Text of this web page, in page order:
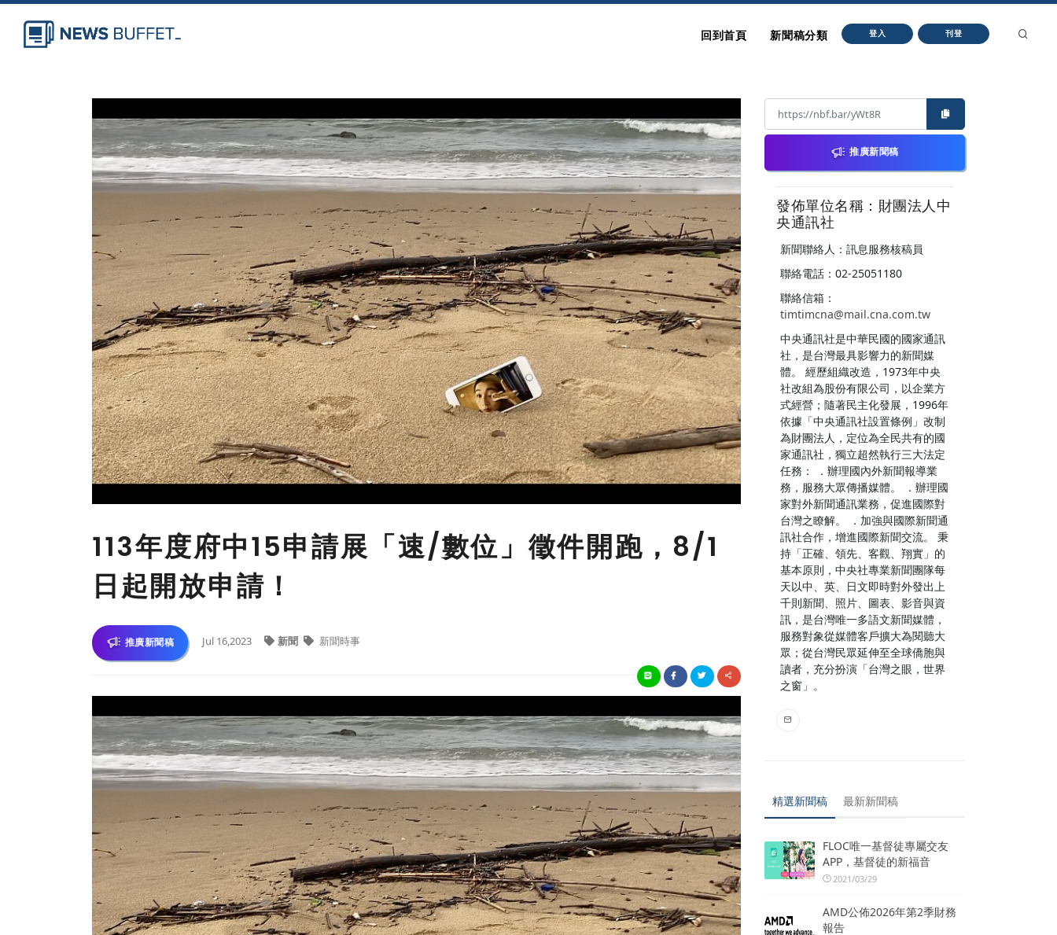
回到首頁 新聞稿分類 登入 刊登
113年度府中15申請展「速/數位」徵件開跑，8/1
日起開放申請！
推廣新聞稿 Jul 16,2023 新聞 新聞時事
推廣新聞稿
發佈單位名稱：財團法人中
央通訊社
新聞聯絡人：訊息服務核稿員
聯絡電話：02-25051180
聯絡信箱：
timtimcna@mail.cna.com.tw
中央通訊社是中華民國的國家通訊
社，是台灣最具影響力的新聞媒
體。 經歷組織改造，1973年中央
社改組為股份有限公司，以企業方
式經營；隨著民主化發展，1996年
依據「中央通訊社設置條例」改制
為財團法人，定位為全民共有的國
家通訊社，獨立超然執行三大法定
任務： ．辦理國內外新聞報導業
務，服務大眾傳播媒體。 ．辦理國
家對外新聞通訊業務，促進國際對
台灣之瞭解。 ．加強與國際新聞通
訊社合作，增進國際新聞交流。 秉
持「正確、領先、客觀、翔實」的
基本原則，中央社專業新聞團隊每
天以中、英、日文即時對外發出上
千則新聞、照片、圖表、影音與資
訊，是台灣唯一多語文新聞媒體，
服務對象從媒體客戶擴大為閱聽大
眾；從台灣民眾延伸至全球僑胞與
讀者，充分扮演「台灣之眼，世界
之窗」。
精選新聞稿 最新新聞稿
FLOC唯一基督徒專屬交友
APP，基督徒的新福音
2021/03/29
AMD公佈2026年第2季財務
報告